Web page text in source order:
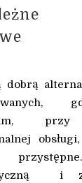
dobrą
przy
i